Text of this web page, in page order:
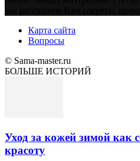
Карта сайта
Вопросы
© Sama-master.ru
БОЛЬШЕ ИСТОРИЙ
Уход за кожей зимой как
красоту